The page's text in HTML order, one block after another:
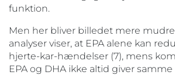
funktion.
Men her bliver billedet mere
analyser viser, at EPA alene kan
hjerte-kar-hændelser (7), mens
EPA og DHA ikke altid giver